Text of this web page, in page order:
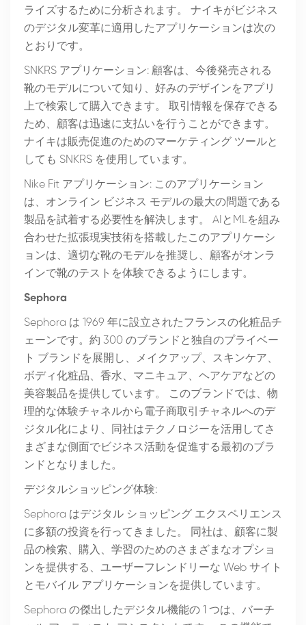
ライズするために分析されます。 ナイキがビジネス
のデジタル変革に適用したアプリケーションは次の
とおりです。
SNKRS アプリケーション: 顧客は、今後発売される
靴のモデルについて知り、好みのデザインをアプリ
上で検索して購入できます。 取引情報を保存できる
ため、顧客は迅速に支払いを行うことができます。
ナイキは販売促進のためのマーケティング ツールと
しても SNKRS を使用しています。
Nike Fit アプリケーション: このアプリケーション
は、オンライン ビジネス モデルの最大の問題である
製品を試着する必要性を解決します。 AIとMLを組み
合わせた拡張現実技術を搭載したこのアプリケーシ
ョンは、適切な靴のモデルを推奨し、顧客がオンラ
インで靴のテストを体験できるようにします。
Sephora
Sephora は 1969 年に設立されたフランスの化粧品チ
ェーンです。約 300 のブランドと独自のプライベー
ト ブランドを展開し、メイクアップ、スキンケア、
ボディ化粧品、香水、マニキュア、ヘアケアなどの
美容製品を提供しています。 このブランドでは、物
理的な体験チャネルから電子商取引チャネルへのデ
ジタル化により、同社はテクノロジーを活用してさ
まざまな側面でビジネス活動を促進する最初のブラ
ンドとなりました。
デジタルショッピング体験:
Sephora はデジタル ショッピング エクスペリエンス
に多額の投資を行ってきました。 同社は、顧客に製
品の検索、購入、学習のためのさまざまなオプショ
ンを提供する、ユーザーフレンドリーな Web サイト
とモバイル アプリケーションを提供しています。
Sephora の傑出したデジタル機能の 1 つは、バーチ